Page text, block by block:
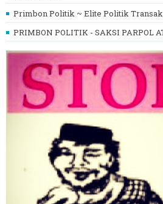
Primbon Politik ~ Elite Politik
PRIMBON POLITIK - SAKSI PARPOL